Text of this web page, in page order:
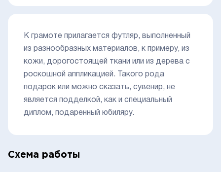
К грамоте прилагается футляр, выполненный
из разнообразных материалов, к примеру, из
кожи, дорогостоящей ткани или из дерева с
роскошной аппликацией. Такого рода
подарок или можно сказать, сувенир, не
является подделкой, как и специальный
диплом, подаренный юбиляру.
Схема работы